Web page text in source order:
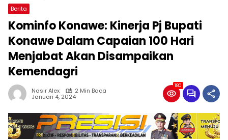
Berita
Kominfo Konawe: Kinerja Pj Bupati
Konawe Dalam Capaian 100 Hari
Menjabat Akan Disampaikan
Kemendagri
Nasir Alex 2 Min Baca
Januari 4, 2024
180